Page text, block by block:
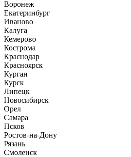
Воронеж
Екатеринбург
Иваново
Калуга
Кемерово
Кострома
Краснодар
Красноярск
Курган
Курск
Липецк
Новосибирск
Орел
Самара
Псков
Ростов-на-Дону
Рязань
Смоленск